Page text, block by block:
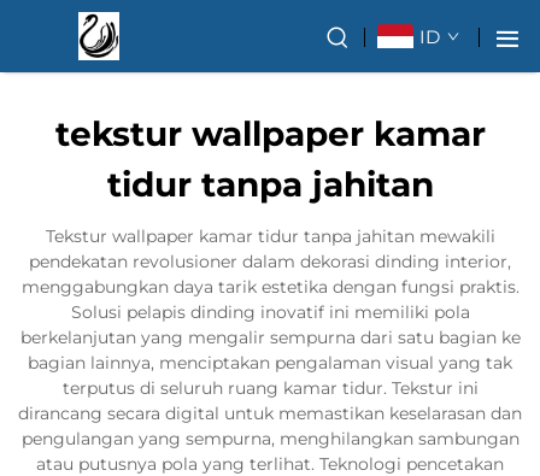
ID
tekstur wallpaper kamar
tidur tanpa jahitan
Tekstur wallpaper kamar tidur tanpa jahitan mewakili
pendekatan revolusioner dalam dekorasi dinding interior,
menggabungkan daya tarik estetika dengan fungsi praktis.
Solusi pelapis dinding inovatif ini memiliki pola
berkelanjutan yang mengalir sempurna dari satu bagian ke
bagian lainnya, menciptakan pengalaman visual yang tak
terputus di seluruh ruang kamar tidur. Tekstur ini
dirancang secara digital untuk memastikan keselarasan dan
pengulangan yang sempurna, menghilangkan sambungan
atau putusnya pola yang terlihat. Teknologi pencetakan